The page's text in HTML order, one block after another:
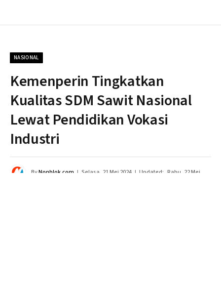
NASIONAL
Kemenperin Tingkatkan
Kualitas SDM Sawit Nasional
Lewat Pendidikan Vokasi
Industri
ByNonblok.com Selasa, 21 Mei 2024 Updated: Rabu, 22 Mei